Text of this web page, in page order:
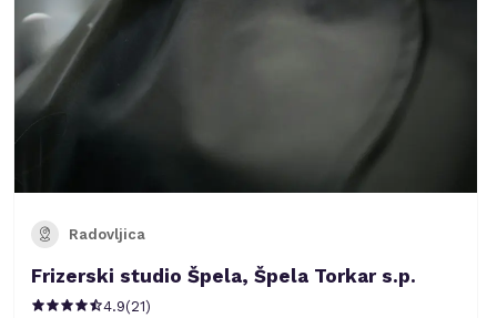
Radovljica
Frizerski studio Špela, Špela Torkar s.p.
4.9(21)